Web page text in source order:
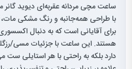
با طراحی همه‌جانبه و رنگ مشکی
برای آقایانی است که به دنبال
هستند. این ساعت با جزئیات مسی/
دارد بلکه به راحتی با هر استایلی